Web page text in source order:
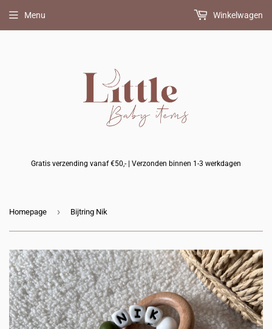
Gratis verzending vanaf €50,- | Verzonden binnen 1-3 werkdagen
Menu Winkelwagen
Homepage › Bijtring Nik
speenkoord
erbij?